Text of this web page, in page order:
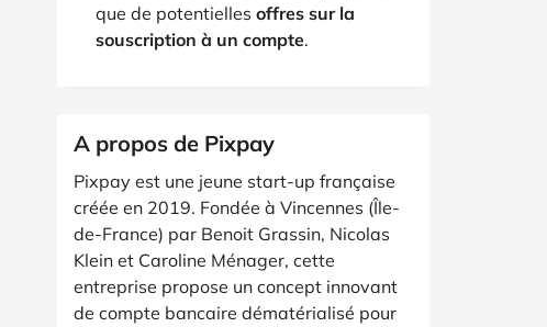
que de potentielles offres sur la
souscription à un compte.
A propos de Pixpay
Pixpay est une jeune start-up française
créée en 2019. Fondée à Vincennes (Île-
de-France) par Benoit Grassin, Nicolas
Klein et Caroline Ménager, cette
entreprise propose un concept innovant
de compte bancaire dématérialisé pour